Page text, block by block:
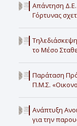
Απάντηση
Γόρτυνας
το Μέσο
Παράταση
Π.Μ.Σ.
Ανάπτυξη
για την